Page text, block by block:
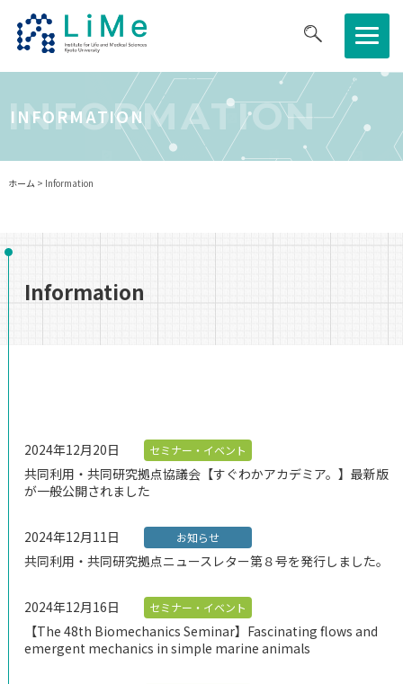
医生研について
ご支援のお願い アクセス
INFORMATION
INFORMATION
ホーム> Information
Information
2024年12月20日 セミナー・イベント
共同利用・共同研究拠点協議会【すぐわかアカデミア。】最新版
が一般公開されました
2024年12月11日 お知らせ
共同利用・共同研究拠点ニュースレター第８号を発行しました。
2024年12月16日 セミナー・イベント
【The 48th Biomechanics Seminar】Fascinating flows and
emergent mechanics in simple marine animals